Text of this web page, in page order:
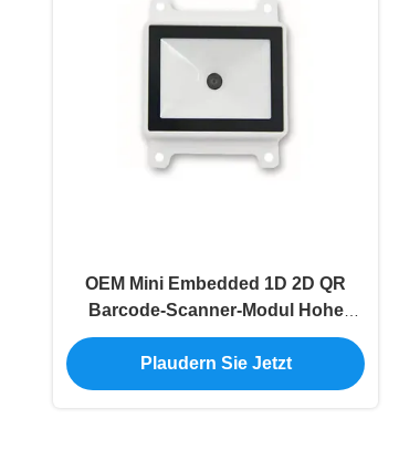
OEM Mini Embedded 1D 2D QR
Barcode-Scanner-Modul Hohe
Genauigkeit für die SPS-Industrie
Plaudern Sie Jetzt